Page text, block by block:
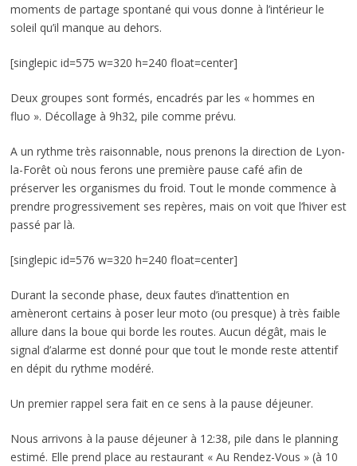
moments de partage spontané qui vous donne à l’intérieur le
soleil qu’il manque au dehors.
[singlepic id=575 w=320 h=240 float=center]
Deux groupes sont formés, encadrés par les « hommes en
fluo ». Décollage à 9h32, pile comme prévu.
A un rythme très raisonnable, nous prenons la direction de Lyon-
la-Forêt où nous ferons une première pause café afin de
préserver les organismes du froid. Tout le monde commence à
prendre progressivement ses repères, mais on voit que l’hiver est
passé par là.
[singlepic id=576 w=320 h=240 float=center]
Durant la seconde phase, deux fautes d’inattention en
amèneront certains à poser leur moto (ou presque) à très faible
allure dans la boue qui borde les routes. Aucun dégât, mais le
signal d’alarme est donné pour que tout le monde reste attentif
en dépit du rythme modéré.
Un premier rappel sera fait en ce sens à la pause déjeuner.
Nous arrivons à la pause déjeuner à 12:38, pile dans le planning
estimé. Elle prend place au restaurant « Au Rendez-Vous » (à 10